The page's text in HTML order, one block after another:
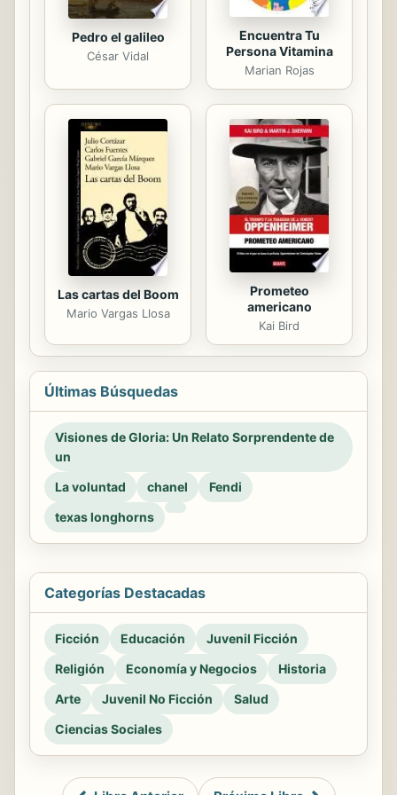
Pedro el galileo
César Vidal
Encuentra Tu
Persona Vitamina
Marian Rojas
Las cartas del Boom
Mario Vargas Llosa
Prometeo
americano
Kai Bird
Últimas Búsquedas
Visiones de Gloria: Un Relato Sorprendente de
un
La voluntad
chanel
Fendi
texas longhorns
Categorías Destacadas
Ficción Educación
Juvenil Ficción
Religión
Economía y Negocios
Historia
Arte
Juvenil No Ficción
Salud
Ciencias Sociales